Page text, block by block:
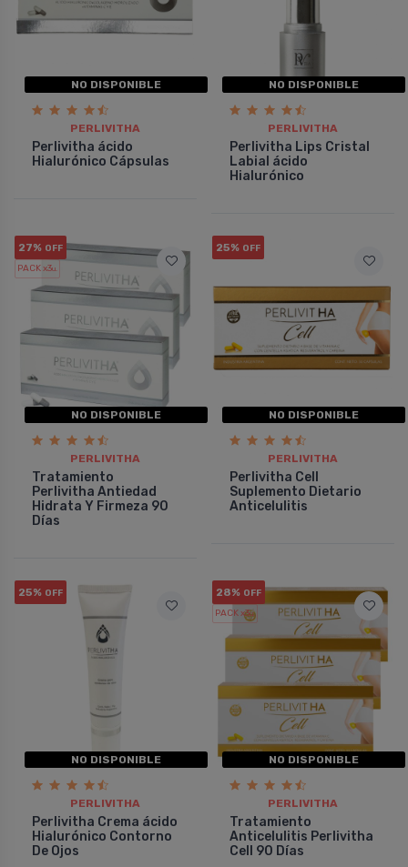
NO DISPONIBLE
PERLIVITHA
Perlivitha ácido
Hialurónico Cápsulas
NO DISPONIBLE
PERLIVITHA
Perlivitha Lips Cristal
Labial ácido
Hialurónico
27% OFF
PACK x3u.
NO DISPONIBLE
PERLIVITHA
Tratamiento
Perlivitha Antiedad
Hidrata Y Firmeza 90
Dí­as
25% OFF
NO DISPONIBLE
PERLIVITHA
Perlivitha Cell
Suplemento Dietario
Anticelulitis
25% OFF
NO DISPONIBLE
PERLIVITHA
Perlivitha Crema ácido
Hialurónico Contorno
De Ojos
28% OFF
PACK x3u.
NO DISPONIBLE
PERLIVITHA
Tratamiento
Anticelulitis Perlivitha
Cell 90 Dí­as